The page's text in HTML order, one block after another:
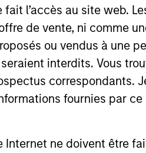
l’accès au site web.
de vente, ni comme
ou vendus à une
interdits. Vous
correspondants.
fournies par
ne doivent être